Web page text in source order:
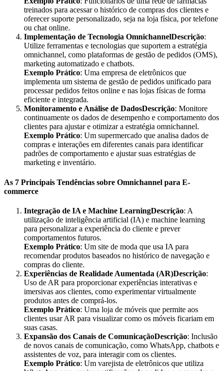
treinados para acessar o histórico de compras dos clientes e
oferecer suporte personalizado, seja na loja física, por telefone
ou chat online.
Implementação de Tecnologia OmnichannelDescrição:
Utilize ferramentas e tecnologias que suportem a estratégia
omnichannel, como plataformas de gestão de pedidos (OMS),
marketing automatizado e chatbots.
Exemplo Prático: Uma empresa de eletrônicos que
implementa um sistema de gestão de pedidos unificado para
processar pedidos feitos online e nas lojas físicas de forma
eficiente e integrada.
Monitoramento e Análise de DadosDescrição: Monitore
continuamente os dados de desempenho e comportamento dos
clientes para ajustar e otimizar a estratégia omnichannel.
Exemplo Prático: Um supermercado que analisa dados de
compras e interações em diferentes canais para identificar
padrões de comportamento e ajustar suas estratégias de
marketing e inventário.
As 7 Principais Tendências sobre Omnichannel para E-
commerce
Integração de IA e Machine LearningDescrição: A
utilização de inteligência artificial (IA) e machine learning
para personalizar a experiência do cliente e prever
comportamentos futuros.
Exemplo Prático: Um site de moda que usa IA para
recomendar produtos baseados no histórico de navegação e
compras do cliente.
Experiências de Realidade Aumentada (AR)Descrição:
Uso de AR para proporcionar experiências interativas e
imersivas aos clientes, como experimentar virtualmente
produtos antes de comprá-los.
Exemplo Prático: Uma loja de móveis que permite aos
clientes usar AR para visualizar como os móveis ficariam em
suas casas.
Expansão dos Canais de ComunicaçãoDescrição: Inclusão
de novos canais de comunicação, como WhatsApp, chatbots e
assistentes de voz, para interagir com os clientes.
Exemplo Prático: Um varejista de eletrônicos que utiliza